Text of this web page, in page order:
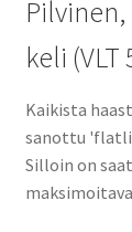
keli (VLT
Kaikista
sanottu
Silloin on